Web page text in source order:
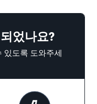
었나요?
있도록 도와주세